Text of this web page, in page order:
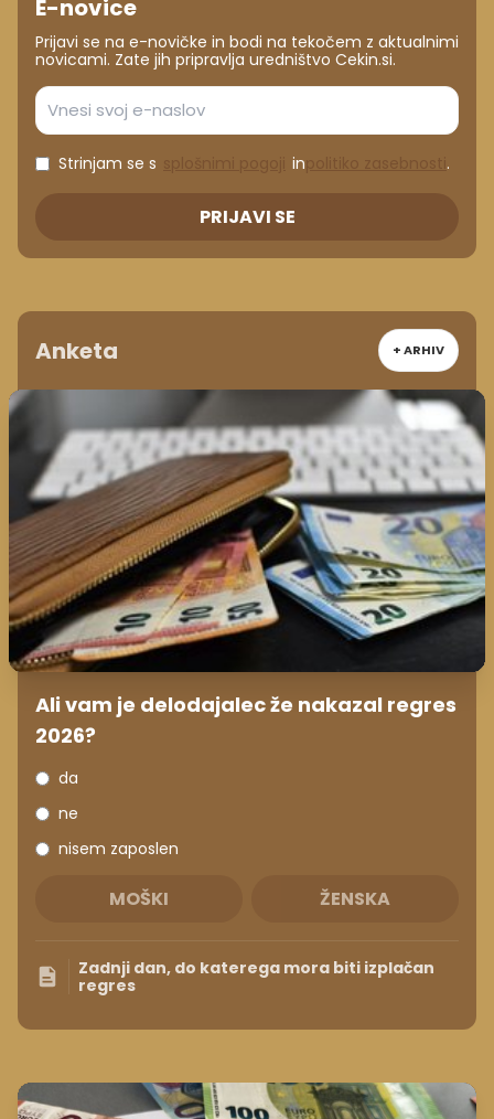
E-novice
Prijavi se na e-novičke in bodi na tekočem z aktualnimi
novicami. Zate jih pripravlja uredništvo Cekin.si.
Strinjam se s in .
PRIJAVI SE
Anketa + ARHIV
Ali vam je delodajalec že nakazal regres
2026?
da
ne
nisem zaposlen
MOŠKI ŽENSKA
Zadnji dan, do katerega mora biti izplačan
regres